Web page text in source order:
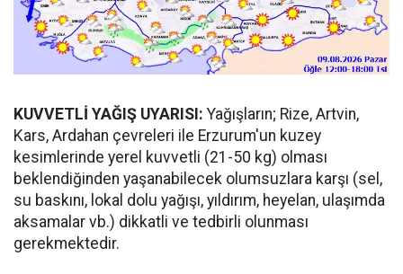
KUVVETLİ YAĞIŞ UYARISI: Yağışların; Rize, Artvin,
Kars, Ardahan çevreleri ile Erzurum'un kuzey
kesimlerinde yerel kuvvetli (21-50 kg) olması
beklendiğinden yaşanabilecek olumsuzlara karşı (sel,
su baskını, lokal dolu yağışı, yıldırım, heyelan, ulaşımda
aksamalar vb.) dikkatli ve tedbirli olunması
gerekmektedir.